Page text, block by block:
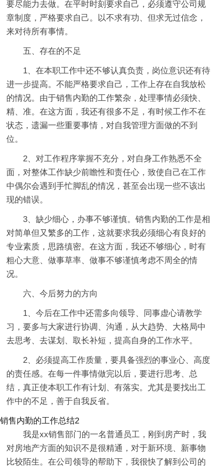
要尽能力去做。在平时时刻要求自己，必须遵守公司规
章制度，严格要求自己。以不求有功、但求无过信念，
来对待所有事情。
五、存在的不足
1、在本职工作中还不够认真负责，岗位意识还有待
进一步提高。不能严格要求自己，工作上存在自我放松
的情况。由于销售内勤的工作繁杂，处理事情必须快、
精、准。在这方面，我还有很多不足，有时候工作不在
状态，遗漏一些重要事情，对自我管理方面做的不到
位。
2、对工作程序掌握不充分，对自身工作熟悉不全
面，对整体工作缺少前瞻性和责任心，致使自己在工作
中偶尔会遇到手忙脚乱的情况，甚至会出现一些不该出
现的错误。
3、缺少细心，办事不够谨慎。销售内勤的工作是相
对简单但又繁多的工作，这就要求我必须细心有良好的
专业素质，思路缜密。在这方面，我还不够细心，时有
粗心大意、做事草率、做事不够谨慎考虑不周全的情
况。
六、今后努力的方向
1、今后在工作中还需多向领导、同事虚心请教学
习，要多与大家进行协调、沟通，从大趋势、大格局中
去思考、去谋划、取长补短，提高自身的工作水平。
2、必须提高工作质量，要具备强烈的事业心、高度
的责任感。在每一件事情做完以后，要进行思考、总
结，真正使本职工作有计划、有落实。尤其是要找出工
作中的不足，善于自我反省。
销售内勤的工作总结2
我是xx销售部门的一名普通员工，刚到房产时，我
对房地产方面的知识不是很精通，对于新环境、新事物
比较陌生。在公司领导的帮助下，我很快了解到公司的